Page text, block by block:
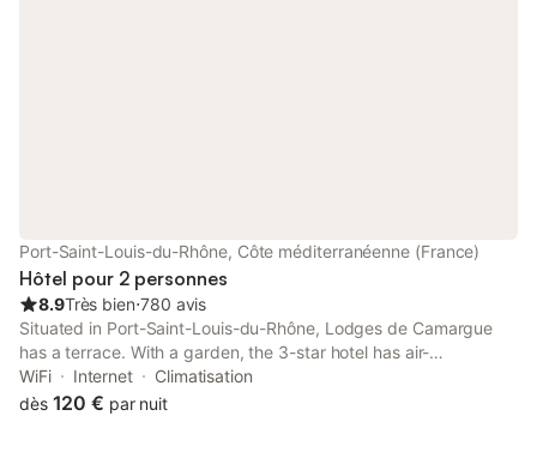
Port-Saint-Louis-du-Rhône, Côte méditerranéenne (France)
Hôtel pour 2 personnes
8.9Très bien⋅780 avis
Situated in Port-Saint-Louis-du-Rhône, Lodges de Camargue
has a terrace. With a garden, the 3-star hotel has air-
conditioned rooms with free WiFi, each with a private bathroom.
WiFi Internet
Climatisation
dès 120 € par nuit